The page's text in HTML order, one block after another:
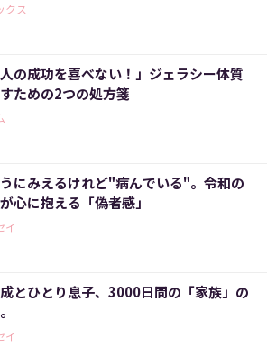
クス
人の成功を喜べない！」ジェラシー体質
ための2つの処方箋
にみえるけれど"病んでいる"。令和の
心に抱える「偽者感」
イ
とひとり息子、3000日間の「家族」の
イ